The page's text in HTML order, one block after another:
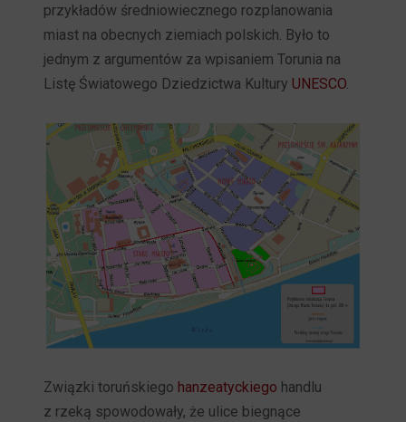
przykładów średniowiecznego rozplanowania
miast na obecnych ziemiach polskich. Było to
jednym z argumentów za wpisaniem Torunia na
Listę Światowego Dziedzictwa Kultury UNESCO.
Związki toruńskiego hanzeatyckiego handlu
z rzeką spowodowały, że ulice biegnące